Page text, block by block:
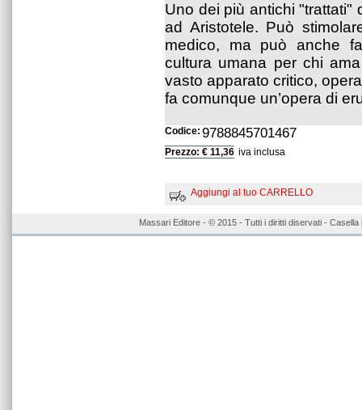
Uno dei più antichi "trattati"
ad Aristotele. Può
medico, ma può anche
cultura umana per chi
vasto apparato critico,
fa comunque un’opera di
Codice: 9788845701467
Prezzo: € 11,36 iva inclusa
Aggiungi al tuo CARRELLO
Massari Editore - © 2015 - Tutti i diritti diservati -